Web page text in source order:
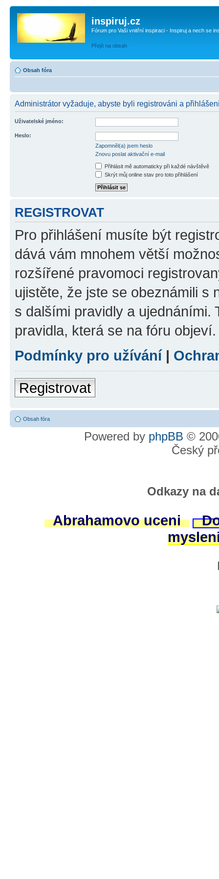
inspiruj.cz
Fórum pro Vaši vnitřní inspiraci - Inspiruj a nech se
Přejít na obsah
Obsah fóra
Administrátor vyžaduje, abyste byli registrováni a
Uživatelské jméno:
Heslo:
Zapomněl(a) jsem heslo
Znovu poslat aktivační e-mail
Přihlásit mě automaticky při každé návštěvě
Skrýt můj online stav pro toto přihlášení
REGISTROVAT
Pro přihlášení musíte být
dává vám mnohem větší
rozšířené pravomoci
ujistěte, že jste se obeznámili s
s dalšími pravidly a ujednáními.
pravidla, která se na fóru objeví.
Podmínky pro užívání|
Registrovat
Obsah fóra
Powered by phpBB ©
Český
Odkazy na
Abrahamovo uceni